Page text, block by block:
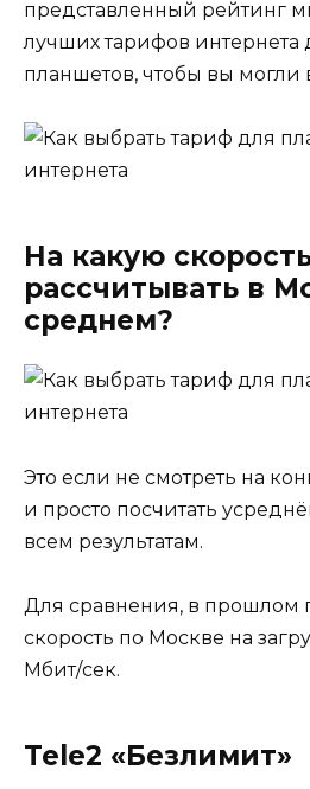
представленный рейтинг
лучших тарифов интернета
планшетов, чтобы вы могли
На какую
рассчитывать в
среднем?
Это если не смотреть на
и просто посчитать
всем результатам.
Для сравнения, в прошлом
скорость по Москве на
Мбит/сек.
Tele2 «Безлимит»